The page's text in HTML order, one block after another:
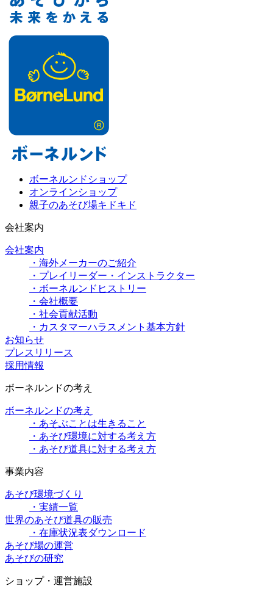
ボーネルンドショップ
オンラインショップ
親子のあそび場キドキド
会社案内
会社案内
・海外メーカーのご紹介
・プレイリーダー・インストラクター
・ボーネルンドヒストリー
・会社概要
・社会貢献活動
・カスタマーハラスメント基本方針
お知らせ
プレスリリース
採用情報
ボーネルンドの考え
ボーネルンドの考え
・あそぶことは生きること
・あそび環境に対する考え方
・あそび道具に対する考え方
事業内容
あそび環境づくり
・実績一覧
世界のあそび道具の販売
・在庫状況表ダウンロード
あそび場の運営
あそびの研究
ショップ・運営施設